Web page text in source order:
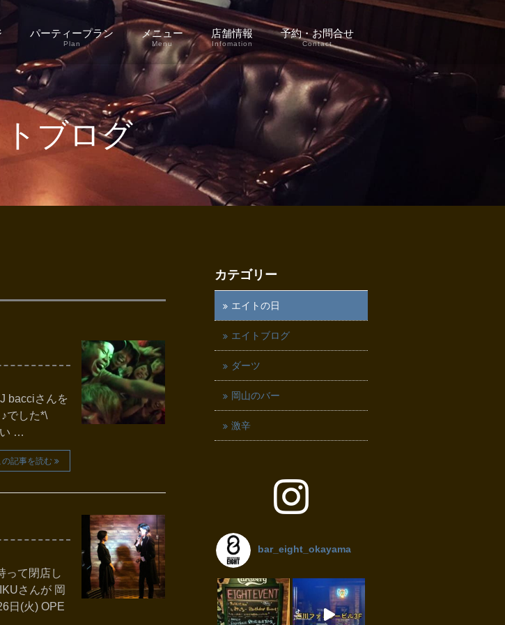
パーティープラン
Plan
メニュー
Menu
店舗情報
Infomation
予約・お問合せ
Contact
ブログ
bacciさんを
でした*\
い …
の記事を読む
って閉店し
さんが 岡
日(火) OPE
カテゴリー
エイトの日
エイトブログ
ダーツ
岡山のバー
激辛
bar_eight_okayama